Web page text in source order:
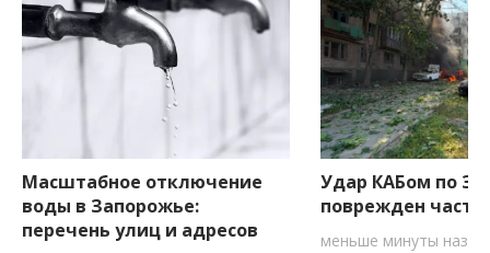
Масштабное отключение
воды в Запорожье:
перечень улиц и адресов
Удар КАБом по
поврежден
меньше минуты назад